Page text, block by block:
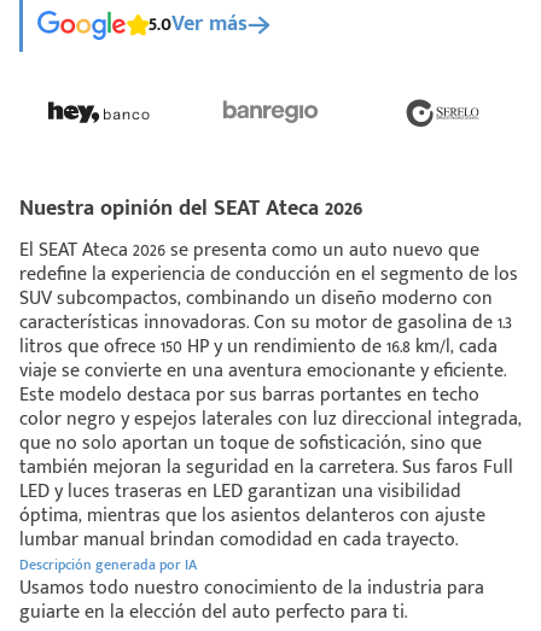
Nuestra opinión del SEAT Ateca 2026
El SEAT Ateca 2026 se presenta como un auto nuevo que
redefine la experiencia de conducción en el segmento de los
SUV subcompactos, combinando un diseño moderno con
características innovadoras. Con su motor de gasolina de 1.3
litros que ofrece 150 HP y un rendimiento de 16.8 km/l, cada
viaje se convierte en una aventura emocionante y eficiente.
Este modelo destaca por sus barras portantes en techo
color negro y espejos laterales con luz direccional integrada,
que no solo aportan un toque de sofisticación, sino que
también mejoran la seguridad en la carretera. Sus faros Full
LED y luces traseras en LED garantizan una visibilidad
óptima, mientras que los asientos delanteros con ajuste
lumbar manual brindan comodidad en cada trayecto.
Descripción generada por IA
Usamos todo nuestro conocimiento de la industria para
guiarte en la elección del auto perfecto para ti.
5.0Ver más